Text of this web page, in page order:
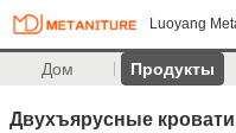
Luoyang
Дом Продукты
Двухъярусные